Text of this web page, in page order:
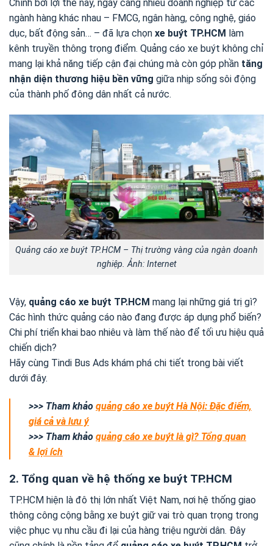
Chính bởi lợi thế này, ngày càng nhiều doanh nghiệp từ các
ngành hàng khác nhau – FMCG, ngân hàng, công nghệ, giáo
dục, bất động sản… – đã lựa chọn xe buýt TP.HCM làm
kênh truyền thông trọng điểm. Quảng cáo xe buýt không chỉ
mang lại khả năng tiếp cận đại chúng mà còn góp phần tăng
nhận diện thương hiệu bền vững giữa nhịp sống sôi động
của thành phố đông dân nhất cả nước.
Quảng cáo xe buýt TP.HCM – Thị trường vàng của ngàn doanh
nghiệp. Ảnh: Internet
Vậy, quảng cáo xe buýt TP.HCM mang lại những giá trị gì?
Các hình thức quảng cáo nào đang được áp dụng phổ biến?
Chi phí triển khai bao nhiêu và làm thế nào để tối ưu hiệu quả
chiến dịch?
Hãy cùng Tindi Bus Ads khám phá chi tiết trong bài viết
dưới đây.
>>> Tham khảo quảng cáo xe buýt Hà Nội: Đặc điểm,
giá cả và lưu ý
>>> Tham khảo quảng cáo xe buýt là gì? Tổng quan
& lợi ích
2. Tổng quan về hệ thống xe buýt TP.HCM
TP.HCM hiện là đô thị lớn nhất Việt Nam, nơi hệ thống giao
thông công cộng bằng xe buýt giữ vai trò quan trọng trong
việc phục vụ nhu cầu đi lại của hàng triệu người dân. Đây